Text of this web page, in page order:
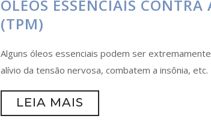
ÓLEOS ESSENCIAIS
(TPM)
Alguns óleos essenciais podem ser
alívio da tensão nervosa, combatem a insônia, etc.
LEIA MAIS